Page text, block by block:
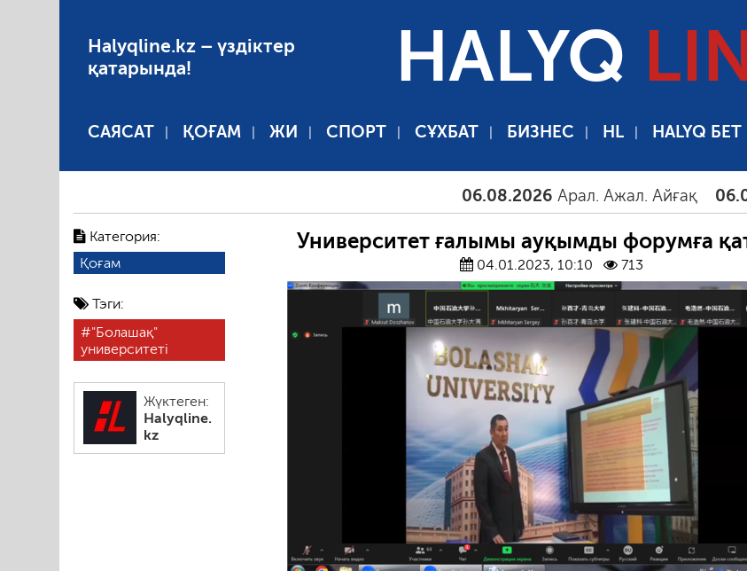
Halyqline.kz – үздіктер
қатарында!
HALYQ
САЯСАТ ҚОҒАМ ЖИ СПОРТ СҰХБАТ БИЗНЕС HL HALYQ БЕТ
06.08.2026 Арал. Ажал. Айғақ
Категория:
Қоғам
Тэги:
"Болашақ"
университеті
Жүктеген:
Halyqline.
kz
Университет ғалымы ауқымды форумға
04.01.2023, 10:10 713